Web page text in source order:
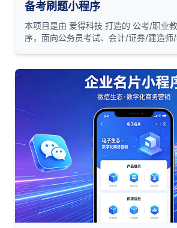
备考刷题小程序
本项目是由 爱得科技 打造的 公考/职业
序，面向公务员考试、会计/证券/建造师
习的完整备考闭环。